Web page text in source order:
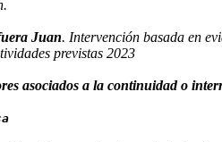
Juan. Intervención basada en
previstas 2023
asociados a la continuidad o